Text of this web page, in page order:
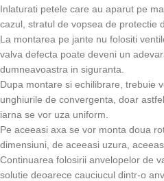
Inlaturati petele care au aparut pe
cazul, stratul de vopsea de protectie
La montarea pe jante nu folositi
valva defecta poate deveni un
dumneavoastra in siguranta.
Dupa montare si echilibrare, trebuie
unghiurile de convergenta, doar
iarna se vor uza uniform.
Pe aceeasi axa se vor monta doua
dimensiuni, de aceeasi uzura,
Continuarea folosirii anvelopelor de
solutie deoarece cauciucul dintr-o